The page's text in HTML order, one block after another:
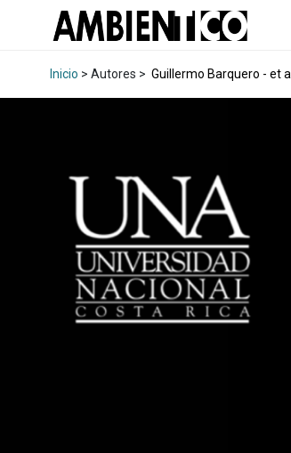
Inicio > Autores > Guillermo Barquero - et al.